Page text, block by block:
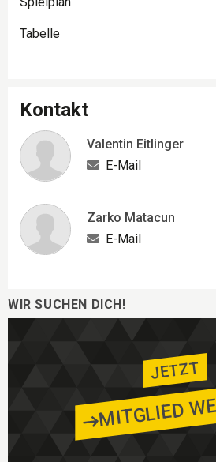
Tabelle
Kontakt
Valentin Eitlinger
E-Mail
Zarko Matacun
E-Mail
WIR SUCHEN DICH!
JETZT
MITGLIED